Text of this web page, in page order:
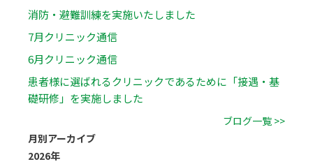
消防・避難訓練を実施いたしました
7月クリニック通信
6月クリニック通信
患者様に選ばれるクリニックであるために「接遇・基
礎研修」を実施しました
ブログ一覧 >>
月別アーカイブ
2026年